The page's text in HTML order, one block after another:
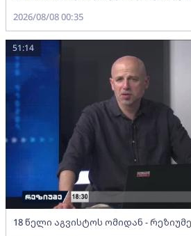
2026/08/08 00:35
18 წელი აგვისტოს ომიდან - რეზიუმე
51:14